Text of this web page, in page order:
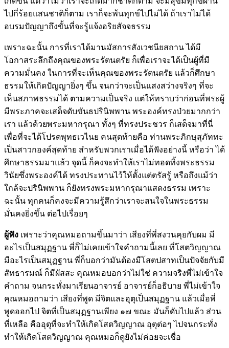
ไปกี่ร้อยแสนชาติก็ตาม เราก็จะพ้นทุกข์ไปไม่ได้ ถ้าเราไม่ได้
อบรมปัญญาถึงขั้นที่จะรู้แจ้งอริยสัจจธรรม
เพราะฉะนั้น การที่เราได้มานมัสการสังเวชนียสถาน ได้มี
โอกาสระลึกถึงคุณของพระรัตนตรัย ก็เพื่อเราจะได้เป็นผู้ที่มี
ความมั่นคง ในการที่จะเห็นคุณของพระรัตนตรัย แล้วก็ศึกษา
ธรรมให้เกิดปัญญายิ่งๆ ขึ้น จนกว่าจะเป็นแสงสว่างจริงๆ ที่จะ
เห็นสภาพธรรมได้ ตามความเป็นจริง แต่ให้ทราบว่าก่อนที่พระผู้
มีพระภาคจะเสด็จดับขันธปรินิพพาน พระองค์ทรงป่วยมากกว่า
เรา แล้วด้วยพระมหากรุณา ทั้งๆ ที่ทรงประชวร ก็เสด็จมาที่นี่
เพื่อที่จะได้โปรดพุทธเวไนย คนสุดท้ายคือ ท่านพระภิกษุสุภัททะ
เป็นสาวกองค์สุดท้าย สำหรับพวกเราเมื่อได้ฟังอย่างนี้ หรือว่า ได้
ศึกษาธรรมมาแล้ว จุดนี้ ก็คงจะทำให้เราไม่ทอดทิ้งพระธรรม
วินัยซึ่งพระองค์ได้ ทรงประทานไว้ให้ตั้งแต่ตรัสรู้ หรือถึงแม้ว่า
ใกล้จะปรินิพพาน ก็ยังทรงพระมหากรุณาแสดงธรรม เพราะ
ฉะนั้น ทุกคนก็คงจะมีความรู้สึกว่าเราจะสนใจในพระธรรม
มั่นคงยิ่งขึ้น ต่อไปเรื่อยๆ
ผู้ฟัง เพราะว่าคุณหมอถามขึ้นมาว่า เสียงที่พี่สงวนคุยกับผม มี
อะไรเป็นสมุฏฐาน พี่ก็ไม่เคยเข้าใจคำถามนี้เลย ที่โสตวิญญาณ
มีอะไรเป็นสมุฏฐาน พี่ก็บอกว่ามันต้องมีโสตปสาทเป็นปัจจัยกับมี
สัทธารมณ์ ก็มีผัสสะ คุณหมอบอกว่าไม่ใช่ ความจริงพี่ไม่เข้าใจ
คำถาม จนกระทั่งมาเรียนอาจารย์ อาจารย์ก็อธิบาย พี่ไม่เข้าใจ
คุณหมอถามว่า เสียงที่พูด มีจิตและอุตุเป็นสมุฏฐาน แล้วเมื่อพี่
พูดออกไป จิตที่เป็นสมุฏฐานเพียง ๑๗ ขณะ มันก็ดับไปแล้ว ส่วน
ที่เหลือ คืออุตุที่จะทำให้เกิดโสตวิญญาณ อุตุต่อๆ ไปจนกระทั่ง
ทำให้เกิดโสตวิญญาณ คุณหมอก็ดูยังไม่ค่อยจะเชื่อ